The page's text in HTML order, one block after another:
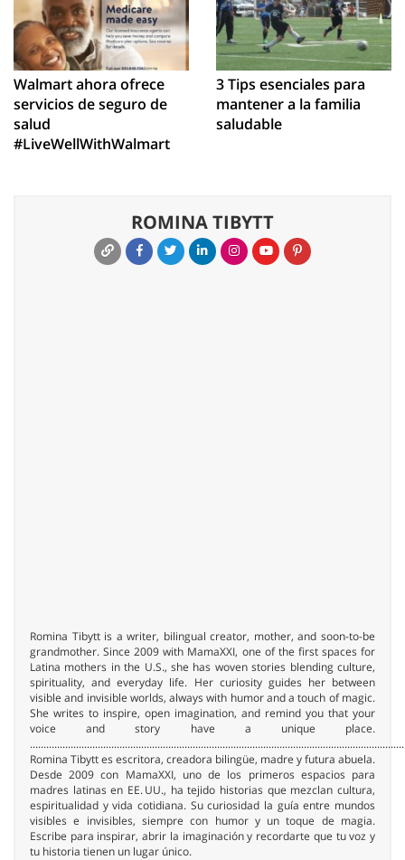
Walmart ahora ofrece
servicios de seguro de
salud
#LiveWellWithWalmart
3 Tips esenciales para
mantener a la familia
saludable
ROMINA TIBYTT
Romina Tibytt is a writer, bilingual creator, mother, and soon-to-be
grandmother. Since 2009 with MamaXXI, one of the first spaces for
Latina mothers in the U.S., she has woven stories blending culture,
spirituality, and everyday life. Her curiosity guides her between
visible and invisible worlds, always with humor and a touch of magic.
She writes to inspire, open imagination, and remind you that your
voice and story have a unique place.
Romina Tibytt es escritora, creadora bilingüe, madre y futura abuela.
Desde 2009 con MamaXXI, uno de los primeros espacios para
madres latinas en EE. UU., ha tejido historias que mezclan cultura,
espiritualidad y vida cotidiana. Su curiosidad la guía entre mundos
visibles e invisibles, siempre con humor y un toque de magia.
Escribe para inspirar, abrir la imaginación y recordarte que tu voz y
tu historia tienen un lugar único.